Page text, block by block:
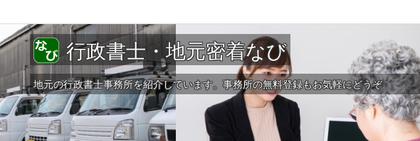
行政書士・地元密着なび
地元の行政書士事務所を紹介しています。事務所の無料登録もお気軽にどうぞ。